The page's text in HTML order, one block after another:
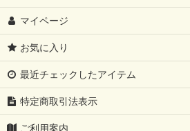
マイページ
お気に入り
最近チェックしたアイテム
特定商取引法表示
ご利用案内